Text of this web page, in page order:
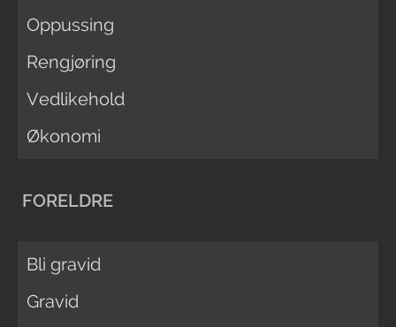
Oppussing
Rengjøring
Vedlikehold
Økonomi
FORELDRE
Bli gravid
Gravid